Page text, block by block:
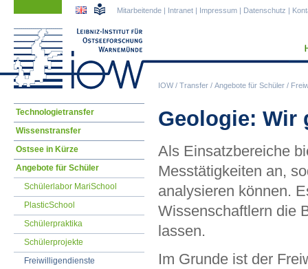
IOW/ Transfer / Angebote für Schüler /
Mitarbeitende | Intranet | Impressum | Datenschutz |
Geologie: Wir
Als Einsatzbereiche
Messtätigkeiten an,
analysieren können.
Wissenschaftlern die
lassen.
Im Grunde ist der
Navigation
überspringen
Technologietransfer
Wissenstransfer
Ostsee in Kürze
Angebote für Schüler
Schülerlabor MariSchool
PlasticSchool
Schülerpraktika
Schülerprojekte
Freiwilligendienste